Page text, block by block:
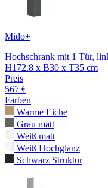
Mido+
Hochschrank mit 1 Tür,
H172.8 x B30 x T35 cm
Preis
567 €
Farben
Warme Eiche
Grau matt
Weiß matt
Weiß Hochglanz
Schwarz Struktur